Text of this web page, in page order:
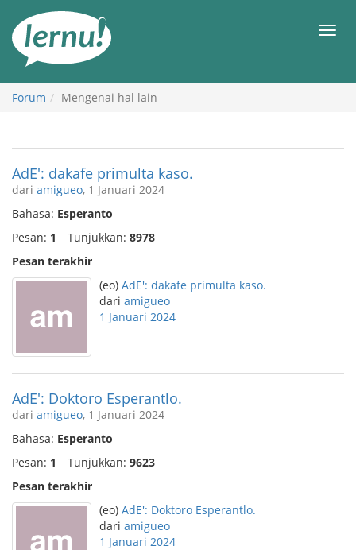
daftar
Forum Mengenai hal lain
AdE': dakafe primulta kaso.
dari amigueo, 1 Januari 2024
Bahasa: Esperanto
Pesan: 1 Tunjukkan: 8978
Pesan terakhir
(eo) AdE': dakafe primulta kaso.
dari amigueo
1 Januari 2024
AdE': Doktoro Esperantlo.
dari amigueo, 1 Januari 2024
Bahasa: Esperanto
Pesan: 1 Tunjukkan: 9623
Pesan terakhir
(eo) AdE': Doktoro Esperantlo.
dari amigueo
1 Januari 2024